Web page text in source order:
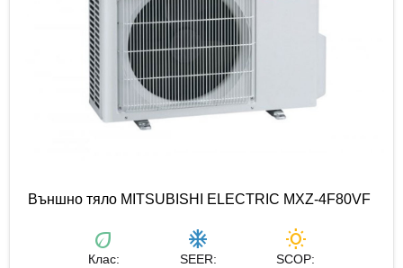
Външно тяло MITSUBISHI ELECTRIC MXZ-4F80VF
eco
Клас:
ac_unit
SEER:
wb_sunny
SCOP: